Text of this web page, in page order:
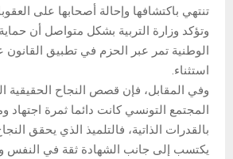
تنتهي باكتشافها وإحالة أصحابها على
وتؤكد وزارة التربية بشكل متواصل أن
الوطنية تمر عبر الحزم في تطبيق
استثناء.
وفي المقابل، فإن قصص النجاح الحقيقية
المجتمع التونسي كانت دائما ثمرة اجتهاد
بالقدرات الذاتية، فالتلميذ الذي يحقق
يكتسب إلى جانب الشهادة ثقة في النفس